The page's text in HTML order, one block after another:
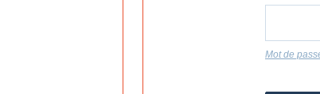
Mot de